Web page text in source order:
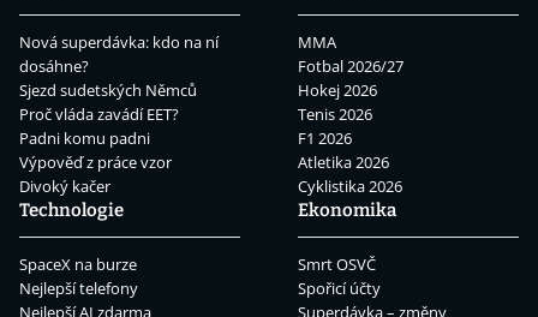
Nová superdávka: kdo na ní
dosáhne?
Sjezd sudetských Němců
Proč vláda zavádí EET?
Padni komu padni
Výpověď z práce vzor
Divoký kačer
MMA
Fotbal 2026/27
Hokej 2026
Tenis 2026
F1 2026
Atletika 2026
Cyklistika 2026
Technologie
SpaceX na burze
Nejlepší telefony
Nejlepší AI zdarma
Ekonomika
Smrt OSVČ
Spořicí účty
Superdávka – změny